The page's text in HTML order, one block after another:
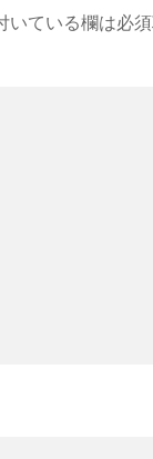
いている欄は必